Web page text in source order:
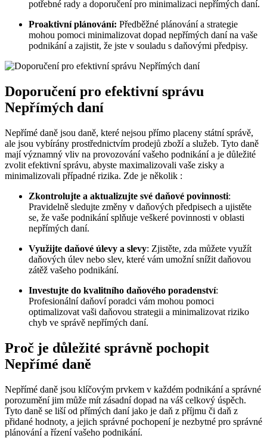
potřebné rady a doporučení pro minimalizaci nepřímých daní.
Proaktivní plánování: Předběžné plánování a strategie
mohou pomoci minimalizovat dopad nepřímých daní na vaše
podnikání a zajistit, že jste v souladu s daňovými předpisy.
Doporučení pro efektivní správu
Nepřímých daní
Nepřímé daně jsou daně, které nejsou přímo placeny státní správě,
ale jsou vybírány prostřednictvím prodejů zboží a služeb. Tyto daně
mají významný vliv na provozování vašeho podnikání a je důležité
zvolit efektivní správu, abyste maximalizovali vaše zisky a
minimalizovali případné rizika. Zde je několik :
Zkontrolujte a aktualizujte své daňové povinnosti:
Pravidelně sledujte změny v daňových předpisech a ujistěte
se, že vaše podnikání splňuje veškeré povinnosti v oblasti
nepřímých daní.
Využijte daňové úlevy a slevy: Zjistěte, zda můžete využít
daňových úlev nebo slev, které vám umožní snížit daňovou
zátěž vašeho podnikání.
Investujte do kvalitního daňového poradenství:
Profesionální daňoví poradci vám mohou pomoci
optimalizovat vaši daňovou strategii a minimalizovat riziko
chyb ve správě nepřímých daní.
Proč je důležité správně pochopit
Nepřímé daně
Nepřímé daně jsou klíčovým prvkem v každém podnikání a správné
porozumění jim může mít zásadní dopad na váš celkový úspěch.
Tyto daně se liší od přímých daní jako je daň z příjmu či daň z
přidané hodnoty, a jejich správné pochopení je nezbytné pro správné
plánování a řízení vašeho podnikání.